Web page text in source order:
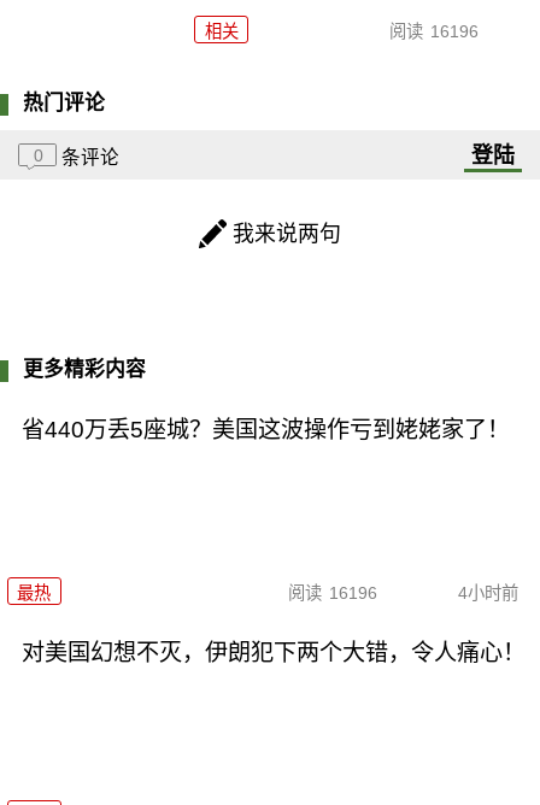
相关 阅读 16196
热门评论
0 条评论 登陆
我来说两句
更多精彩内容
省440万丢5座城？美国这波操作亏到姥姥家了！
最热 阅读 16196 4小时前
对美国幻想不灭，伊朗犯下两个大错，令人痛心！